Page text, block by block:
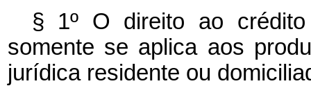
§ 1º O direito ao
somente se aplica aos
jurídica residente ou